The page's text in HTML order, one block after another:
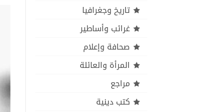
تاريخ وجغرافيا
غرائب وأساطير
صحافة وإعلام
المرأة والعائلة
مراجع
كتب دينية